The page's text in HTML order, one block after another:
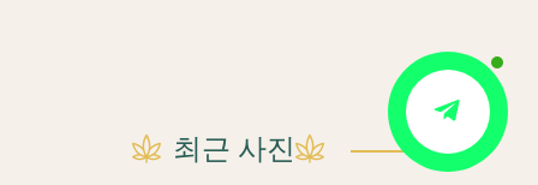
최근 사진